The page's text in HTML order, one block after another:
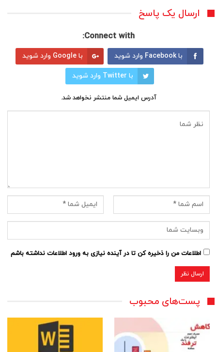
ارسال یک پاسخ
Connect with:
با Facebook وارد شوید با Google وارد شوید
با Twitter وارد شوید
آدرس ایمیل شما منتشر نخواهد شد.
اطلاعات من را ذخیره کن تا در آینده نیازی به ورود اطلاعات نداشته باشم
پست‌های محبوب